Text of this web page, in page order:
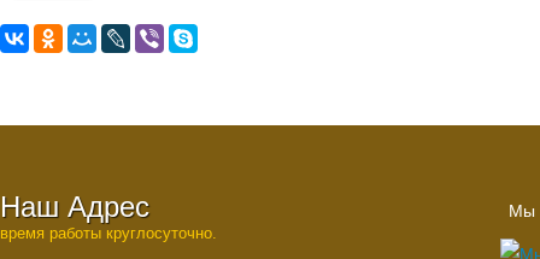
Наш Адрес
время работы круглосуточно.
Мы